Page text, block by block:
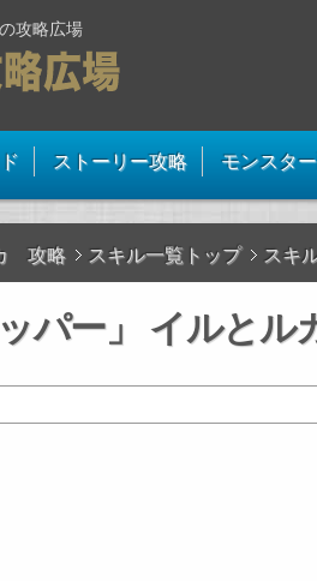
攻略広場
ストーリー攻略 モンスタ
攻略 スキル一覧トップ スキ
パー」 イルとル